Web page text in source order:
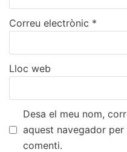
Correu electrònic *
Lloc web
Desa el meu nom,
aquest navegador
comenti.